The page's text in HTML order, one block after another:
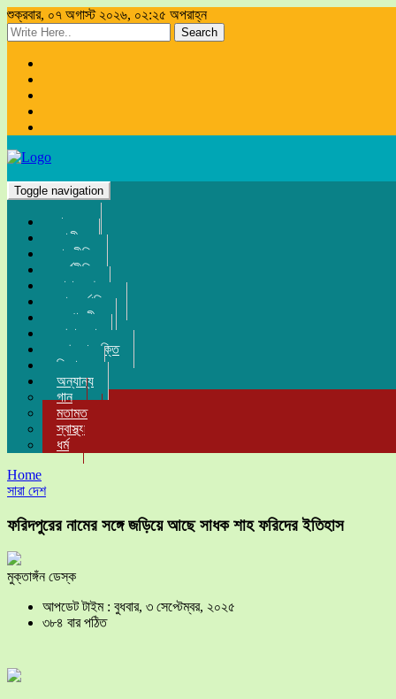
শুক্রবার, ০৭ অগাস্ট ২০২৬, ০২:২৫ অপরাহ্ন
Search
Toggle navigation
প্রচ্ছদ
জাতীয়
রাজনীতি
অর্থনীতি
সারা দেশ
আন্তর্জাতিক
সম্পাদকীয়
খেলা-ধুলা
তথ্য-প্রযুক্তি
বিনোদন
অন্যান্য
গান
মতামত
স্বাস্থ্য
ধর্ম
Home
সারা দেশ
ফরিদপুরের নামের সঙ্গে জড়িয়ে আছে সাধক শাহ ফরিদের ইতিহাস
মুক্তাঙ্গঁন ডেস্ক
আপডেট টাইম : বুধবার, ৩ সেপ্টেম্বর, ২০২৫
৩৮৪ বার পঠিত